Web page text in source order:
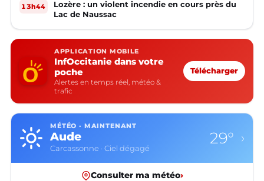
13h44
Lozère : un violent incendie en cours près du
Lac de Naussac
APPLICATION MOBILE
InfOccitanie dans votre
poche
Alertes en temps réel, météo &
trafic
Télécharger
MÉTÉO · MAINTENANT
Aude
Carcassonne · Ciel dégagé
29° ›
Consulter ma météo›